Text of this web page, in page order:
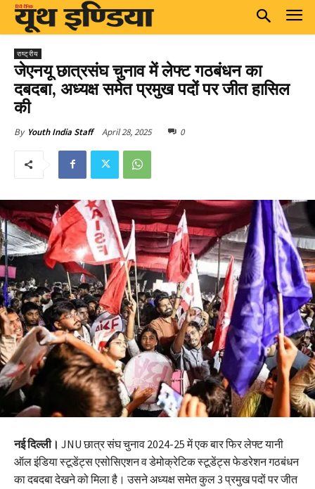
राष्ट्रीय
जेएनयू छात्रसंघ चुनाव में लेफ्ट गठबंधन का
दबदबा, अध्यक्ष समेत प्रमुख पदों पर जीत हासिल
की
By Youth India Staff April 28, 2025 0
नई दिल्ली। JNU छात्र संघ चुनाव 2024-25 में एक बार फिर लेफ्ट यानी
ऑल इंडिया स्टूडेंट्स एसोसिएशन व डेमोक्रेटिक स्टूडेंट्स फेडरेशन गठबंधन
का दबदबा देखने को मिला है। उसने अध्यक्ष समेत कुल 3 प्रमुख पदों पर जीत